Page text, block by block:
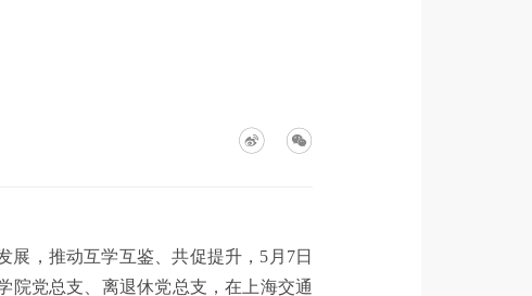
，推动互学互鉴、共促提升，5月7日
院党总支、离退休党总支，在上海交通